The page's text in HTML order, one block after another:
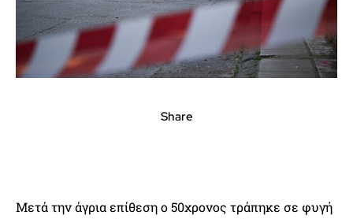
Share
Μετά την άγρια επίθεση ο 50χρονος τράπηκε σε φυγή